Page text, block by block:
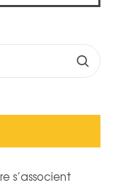
s’associent